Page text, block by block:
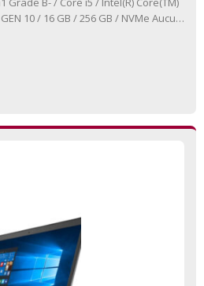
10 / 16 GB / 256 GB / NVMe Aucun